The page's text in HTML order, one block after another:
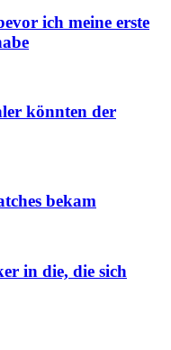
ich meine erste
könnten der
bekam
in die, die sich